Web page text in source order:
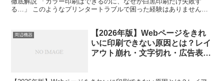
る…」 このようなプリンタートラブルで困った経験はありません
周辺機器
【2026年版】Webページをきれ
いに印刷できない原因とは？レイ
アウト崩れ・文字切れ・広告表示